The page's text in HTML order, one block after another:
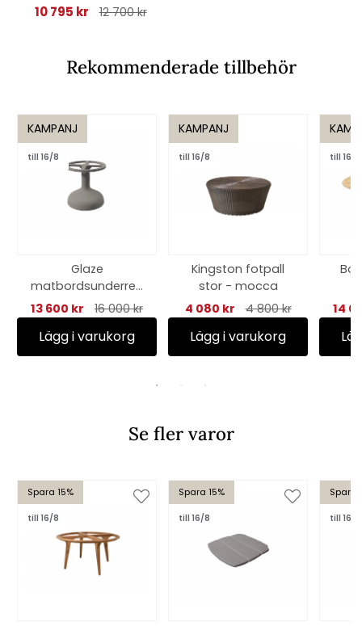
10 795 kr 12 700 kr
Rekommenderade tillbehör
KAMPANJ
till 16/8
Glaze
matbordsunderred
e rund - taupe
13 600 kr 16 000 kr
Lägg i varukorg
KAMPANJ
till 16/8
Kingston fotpall
stor - mocca
4 080 kr
4 800 kr
Lägg i varukorg
till 16/8
14
Se fler varor
Spara 15%
till 16/8
Spara 15%
till 16/8
Spara
till 16/8